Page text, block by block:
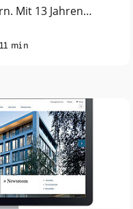
Mit 13 Jahren…
11 min